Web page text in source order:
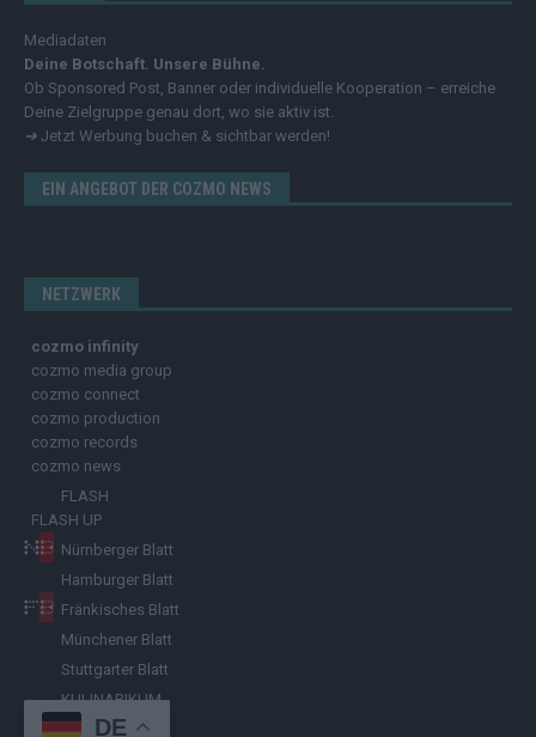
Mediadaten
Deine Botschaft. Unsere Bühne.
Ob Sponsored Post, Banner oder individuelle Kooperation – erreiche
Deine Zielgruppe genau dort, wo sie aktiv ist.
➔ Jetzt Werbung buchen & sichtbar werden!
EIN ANGEBOT DER COZMO NEWS
NETZWERK
cozmo infinity
cozmo media group
cozmo connect
cozmo production
cozmo records
cozmo news
FLASH
FLASH UP
Nürnberger Blatt
Hamburger Blatt
Fränkisches Blatt
Münchener Blatt
Stuttgarter Blatt
KULINARIKUM.
Raffi Gasser
DE